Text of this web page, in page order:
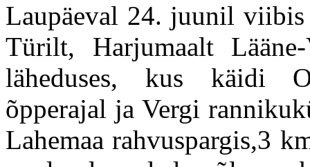
Laupäeval 24. juunil
Türilt, Harjumaalt
läheduses, kus käidi
õpperajal ja Vergi
Lahemaa rahvuspargis,3